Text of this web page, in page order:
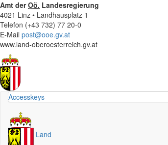
Amt derOö. Landesregierung
4021 Linz • Landhausplatz 1
Telefon (+43 732) 77 20-0
E-Mail post@ooe.gv.at
www.land-oberoesterreich.gv.at
Accesskeys
Land